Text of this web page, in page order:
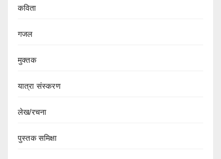
कविता
गजल
मुक्तक
यात्रा संस्करण
लेख/रचना
पुस्तक समिक्षा